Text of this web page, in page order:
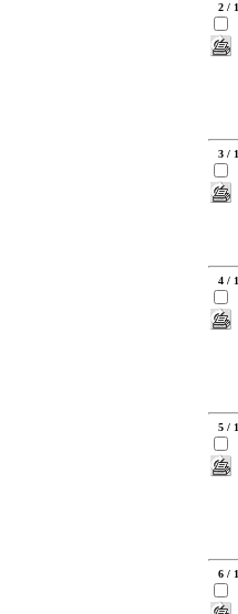
2 /
3 /
4 /
5 /
6 /